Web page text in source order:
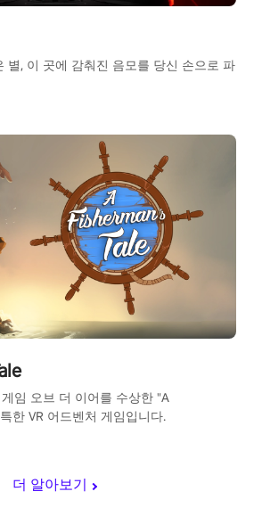
더 알아보기
별, 이 곳에 감춰진 음모를 당신 손으로 파
임 오브 더 이어를 수상한 "A
한 VR 어드벤처 게임입니다.